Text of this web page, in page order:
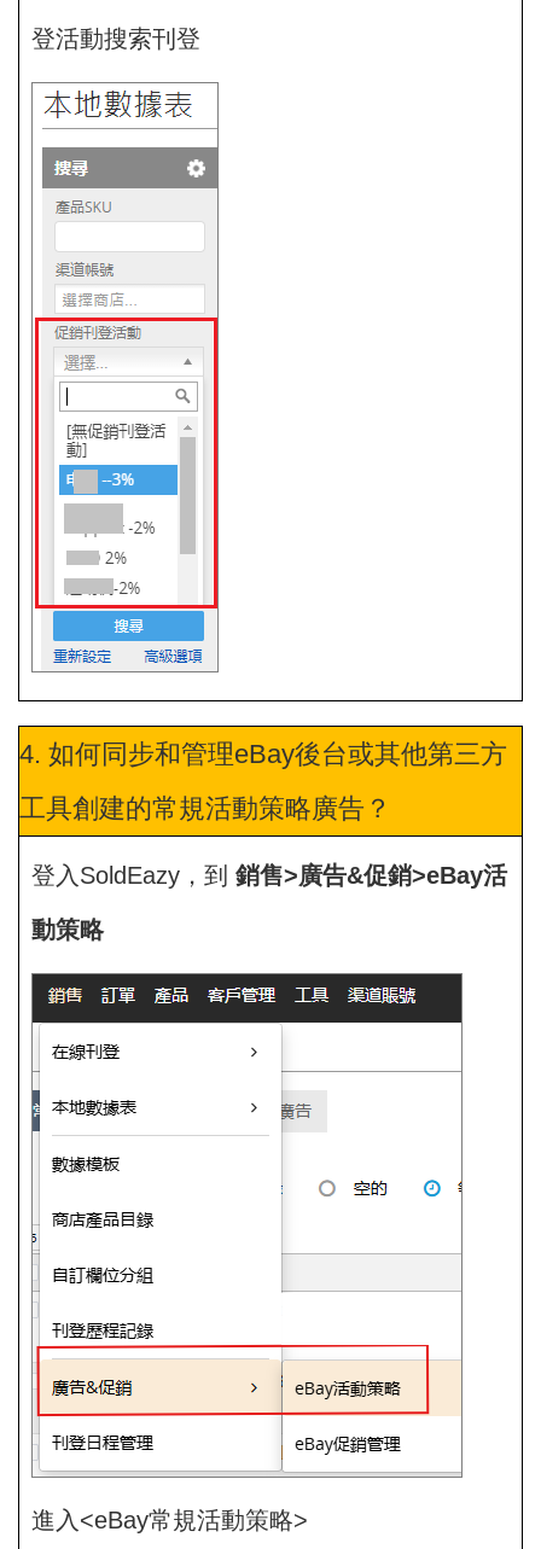
登活動搜索刊登
4. 如何同步和管理eBay後台或其他第三方
工具創建的常規活動策略廣告？
登入SoldEazy，到 銷售>廣告&促銷>eBay活
動策略
進入<eBay常規活動策略>